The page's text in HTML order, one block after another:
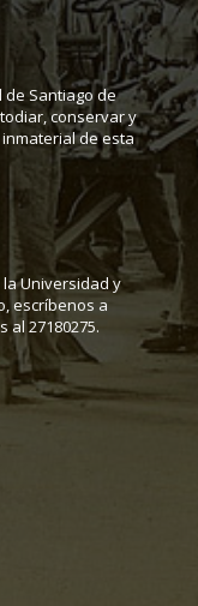
de Santiago de
conservar y
de esta
Universidad y
escríbenos a
al 27180275.